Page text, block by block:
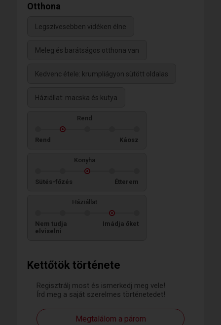
Kettőtök története
Regisztrálj most és ismerkedj meg vele!
Írd meg a saját szerelmes történetedet!
Megtalálom a párom
Otthona
Legszívesebben vidéken élne
Meleg és barátságos otthona van
Kedvenc étele: krumpliágyon sütött oldalas
Háziállat: macska és kutya
Rend
Rend Káosz
Konyha
Sütés-főzés Étterem
Háziállat
Nem tudja
elviselni
Imádja őket